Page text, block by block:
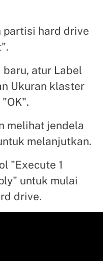
partisi hard drive
baru, atur Label
Ukuran klaster
melihat jendela
melanjutkan.
"Execute 1
untuk mulai
drive.